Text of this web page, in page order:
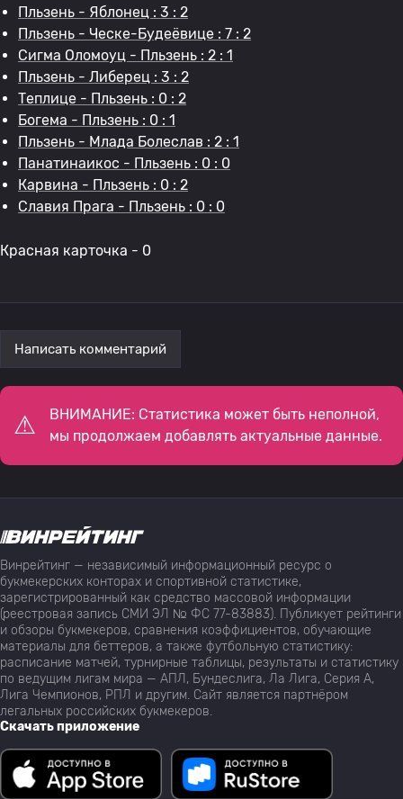
Пльзень - Яблонец : 3 : 2
Пльзень - Ческе-Будеёвице : 7 : 2
Сигма Оломоуц - Пльзень : 2 : 1
Пльзень - Либерец : 3 : 2
Теплице - Пльзень : 0 : 2
Богема - Пльзень : 0 : 1
Пльзень - Млада Болеслав : 2 : 1
Панатинаикос - Пльзень : 0 : 0
Карвина - Пльзень : 0 : 2
Славия Прага - Пльзень : 0 : 0
Красная карточка - 0
Написать комментарий
ВНИМАНИЕ: Статистика может быть неполной,
мы продолжаем добавлять актуальные данные.
Винрейтинг — независимый информационный ресурс о
букмекерских конторах и спортивной статистике,
зарегистрированный как средство массовой информации
(реестровая запись СМИ ЭЛ № ФС 77-83883). Публикует рейтинги
и обзоры букмекеров, сравнения коэффициентов, обучающие
материалы для беттеров, а также футбольную статистику:
расписание матчей, турнирные таблицы, результаты и статистику
по ведущим лигам мира — АПЛ, Бундеслига, Ла Лига, Серия А,
Лига Чемпионов, РПЛ и другим. Сайт является партнёром
легальных российских букмекеров.
Скачать приложение